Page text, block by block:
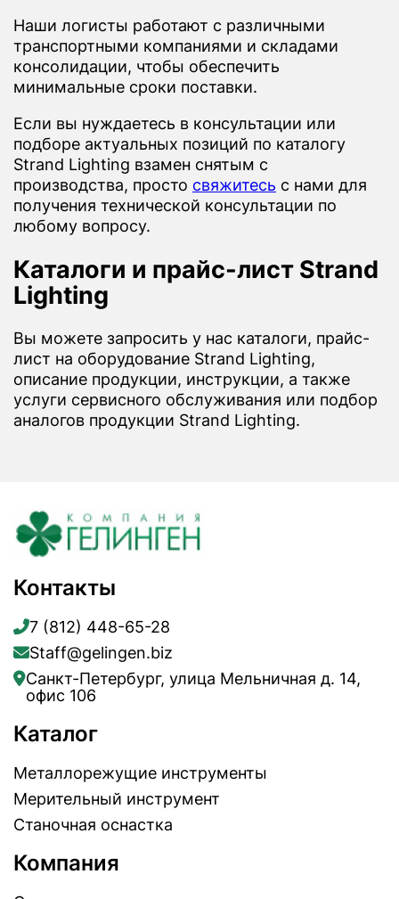
Наши логисты работают с различными
транспортными компаниями и складами
консолидации, чтобы обеспечить
минимальные сроки поставки.
Если вы нуждаетесь в консультации или
подборе актуальных позиций по каталогу
Strand Lighting взамен снятым с
производства, просто свяжитесь с нами для
получения технической консультации по
любому вопросу.
Каталоги и прайс-лист Strand
Lighting
Вы можете запросить у нас каталоги, прайс-
лист на оборудование Strand Lighting,
описание продукции, инструкции, а также
услуги сервисного обслуживания или подбор
аналогов продукции Strand Lighting.
Контакты
7 (812) 448-65-28
Staff@gelingen.biz
Санкт-Петербург, улица Мельничная д. 14,
офис 106
Каталог
Металлорежущие инструменты
Мерительный инструмент
Станочная оснастка
Компания